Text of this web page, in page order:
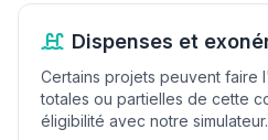
Dispenses et
Certains projets peuvent faire
totales ou partielles de cette
éligibilité avec notre simulateur.